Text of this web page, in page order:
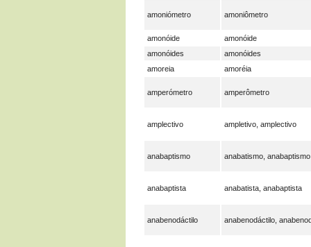
amoniómetro amoniômetro
amonóide
amonóide
amonóides
amonóides
amoreia
amoréia
amperómetro amperômetro
amplectivo ampletivo, amplectivo
anabaptismo anabatismo, anabaptismo
anabaptista anabatista, anabaptista
anabenodáctilo anabenodáctilo,